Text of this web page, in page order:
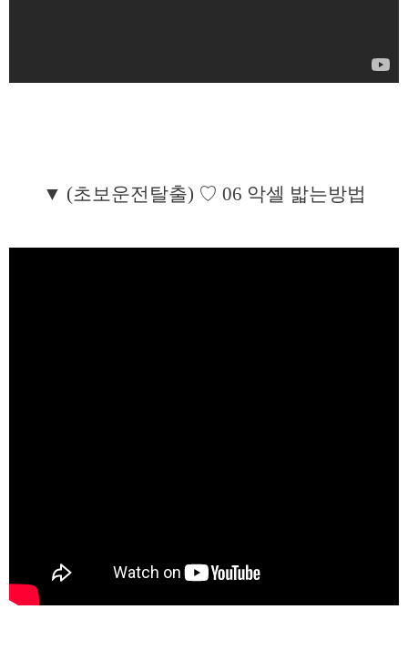
▼ (초보운전탈출) ♡ 06 악셀 밟는방법